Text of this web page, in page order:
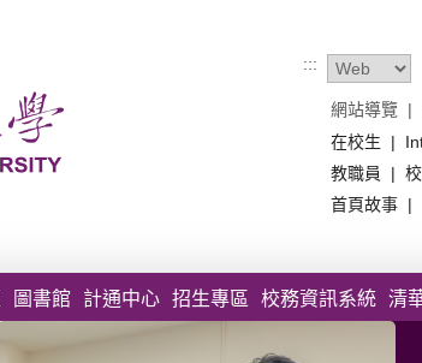
:::
網站導覽 |
在校生 |
教職員
|
首頁故事 |
圖書館 計通中心 招生專區 校務資訊系統 清